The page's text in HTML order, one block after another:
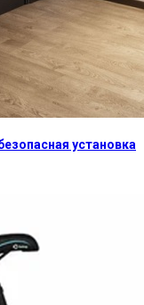
установка